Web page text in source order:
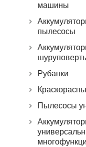
машины
пылесосы
Рубанки
Пылесосы